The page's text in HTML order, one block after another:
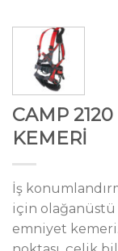
CAMP
KEMERİ
İş
için
emniyet